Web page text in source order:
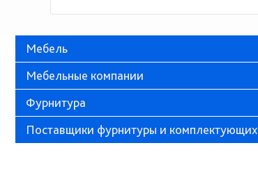
Мебель
Мебельные компании
Фурнитура
Поставщики фурнитуры и комплектующих